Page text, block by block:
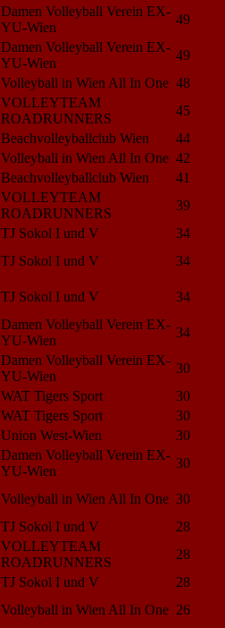
Damen Volleyball Verein EX-
YU-Wien
49
Damen Volleyball Verein EX-
YU-Wien
49
Volleyball in Wien All In One 48
VOLLEYTEAM
ROADRUNNERS
45
Beachvolleyballclub Wien
44
Volleyball in Wien All In One 42
Beachvolleyballclub Wien
41
VOLLEYTEAM
ROADRUNNERS
39
TJ Sokol I und V
34
TJ Sokol I und V 34
TJ Sokol I und V 34
Damen Volleyball Verein EX-
YU-Wien
34
Damen Volleyball Verein EX-
YU-Wien
30
WAT Tigers Sport
30
WAT Tigers Sport
30
Union West-Wien
30
Damen Volleyball Verein EX-
YU-Wien
30
Volleyball in Wien All In One 30
TJ Sokol I und V
28
VOLLEYTEAM
ROADRUNNERS
28
TJ Sokol I und V
28
Volleyball in Wien All In One 26